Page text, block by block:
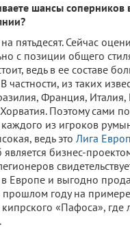
шансы соперников
пятьдесят. Сейчас
с позиции общего
ведь в ее составе
частности, из таких
Франция,
Поэтому сами
каждого из игроков
ведь это Лига
является бизнес-
в Европе и выгодно
году на
«Пафоса», где